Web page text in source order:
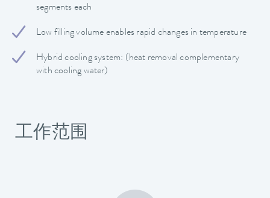
segments each
Low filling volume enables rapid changes in temperature
Hybrid cooling system: (heat removal complementary
with cooling water)
工作范围